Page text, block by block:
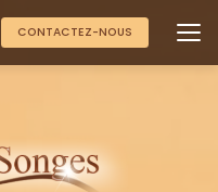
CONTACTEZ-NOUS